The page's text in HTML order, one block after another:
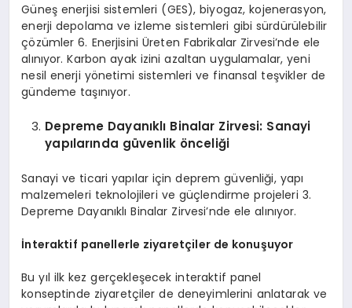
Güneş enerjisi sistemleri (GES), biyogaz, kojenerasyon,
enerji depolama ve izleme sistemleri gibi sürdürülebilir
çözümler 6. Enerjisini Üreten Fabrikalar Zirvesi’nde ele
alınıyor. Karbon ayak izini azaltan uygulamalar, yeni
nesil enerji yönetimi sistemleri ve finansal teşvikler de
gündeme taşınıyor.
Depreme Dayanıklı Binalar Zirvesi: Sanayi
yapılarında güvenlik önceliği
Sanayi ve ticari yapılar için deprem güvenliği, yapı
malzemeleri teknolojileri ve güçlendirme projeleri 3.
Depreme Dayanıklı Binalar Zirvesi’nde ele alınıyor.
İnteraktif panellerle ziyaretçiler de konuşuyor
Bu yıl ilk kez gerçekleşecek interaktif panel
konseptinde ziyaretçiler de deneyimlerini anlatarak ve